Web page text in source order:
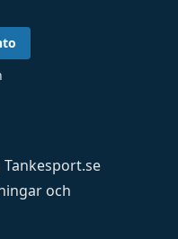
Tankesport.se
och